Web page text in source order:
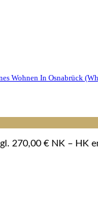
Wohnen In Osnabrück
270,00 € NK – HK